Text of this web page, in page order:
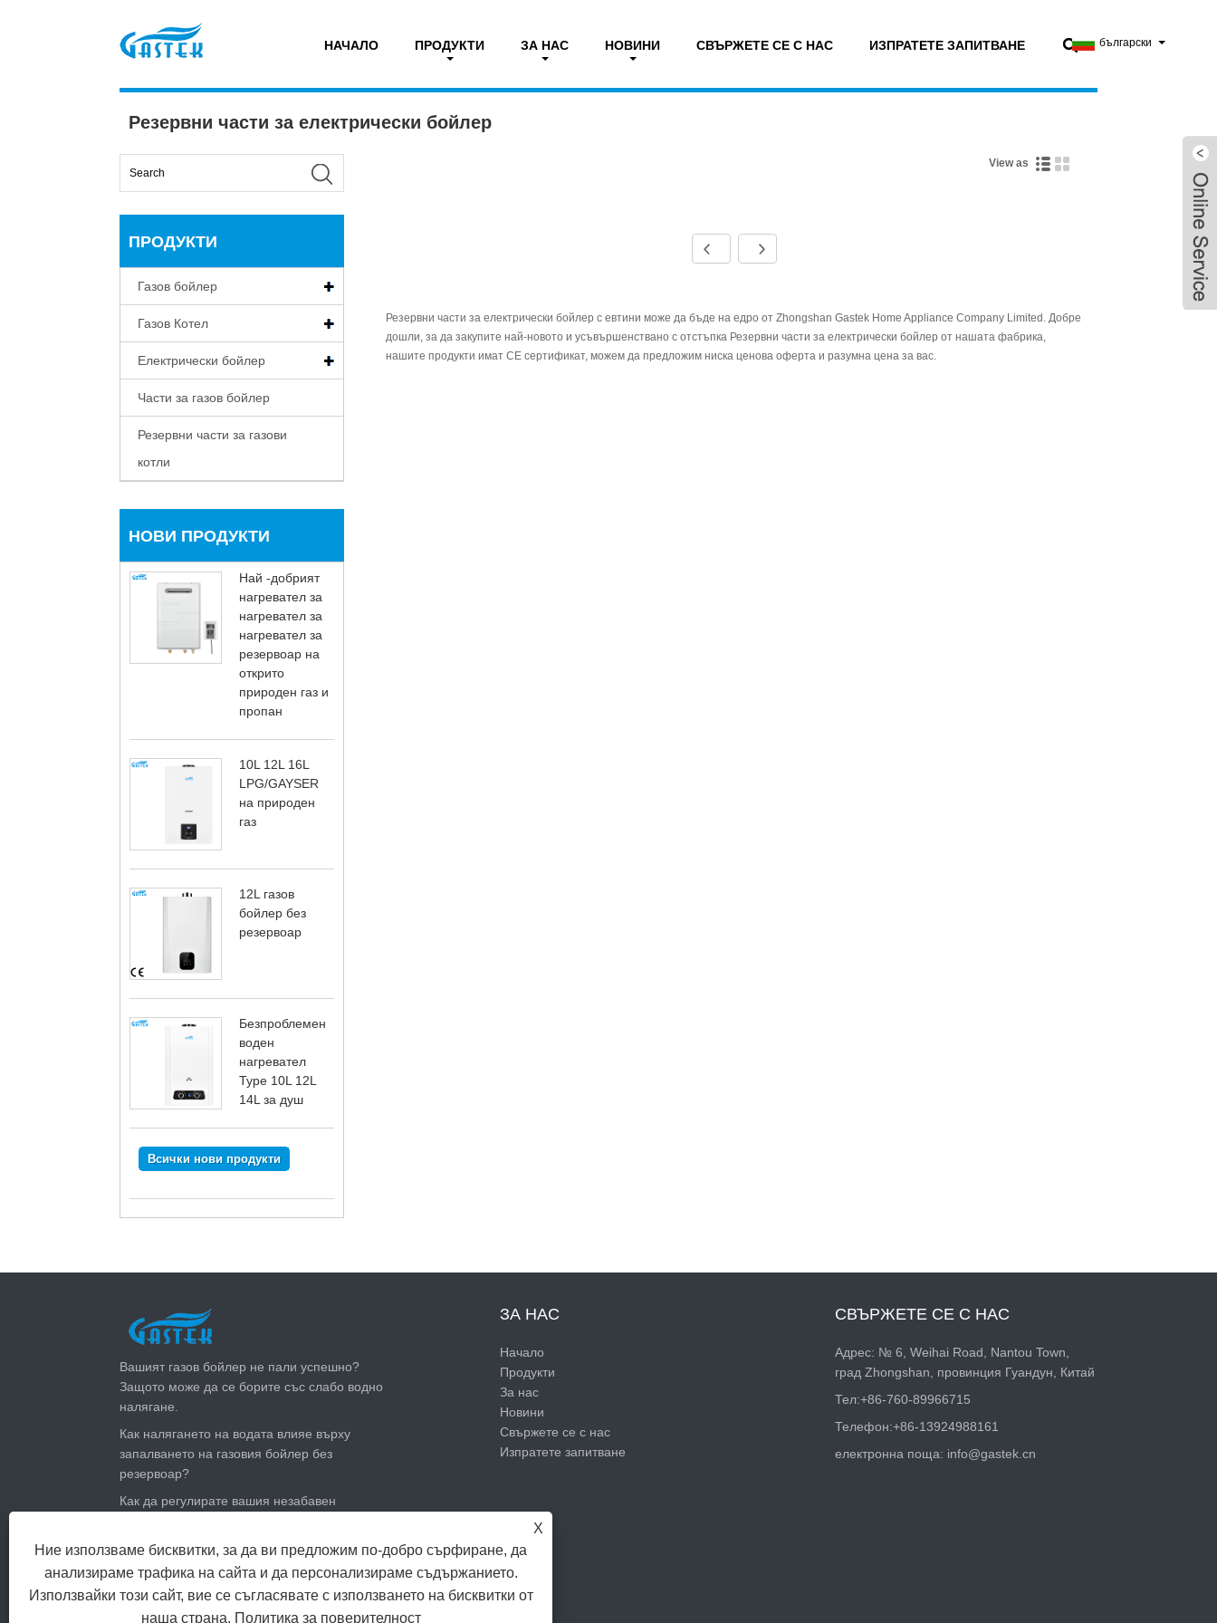
български
НАЧАЛО ПРОДУКТИ ЗА НАС НОВИНИ СВЪРЖЕТЕ СЕ С НАС ИЗПРАТЕТЕ ЗАПИТВАНЕ
У
дома > Продукти Електрически бойлер >Резервни части за електрически бойлер
Резервни части за електрически бойлер
ПРОДУКТИ
Газов бойлер
Газов Котел
Електрически бойлер
Части за газов бойлер
Резервни части за газови
котли
НОВИ ПРОДУКТИ
Най -добрият
нагревател за
нагревател за
нагревател за
резервоар на
открито
природен газ и
пропан
10L 12L 16L
LPG/GAYSER
на природен
газ
12L газов
бойлер без
резервоар
Безпроблемен
воден
нагревател
Type 10L 12L
14L за душ
Всички нови продукти
View as
Резервни части за електрически бойлер с евтини може да бъде на едро от Zhongshan Gastek Home Appliance Company Limited. Добре
дошли, за да закупите най-новото и усъвършенствано с отстъпка Резервни части за електрически бойлер от нашата фабрика,
нашите продукти имат CE сертификат, можем да предложим ниска ценова оферта и разумна цена за вас.
СВЪРЖЕТЕ СЕ С НАС
Адрес: № 6, Weihai Road, Nantou Town,
град Zhongshan, провинция Гуандун, Китай
Тел:+86-760-89966715
Телефон:+86-13924988161
електронна поща: info@gastek.cn
ЗА НАС
Начало
Продукти
За нас
Новини
Свържете се с нас
Изпратете запитване
ПОСЛЕДНИ НОВИНИ
Вашият газов бойлер не пали успешно?
Защото може да се борите със слабо водно
налягане.
Как налягането на водата влияе върху
запалването на газовия бойлер без
резервоар?
Как да регулирате вашия незабавен
Колко голям газов нагревател за гореща
вода се нуждаете?
X
Ние използваме бисквитки, за да ви предложим по-добро сърфиране, да
анализираме трафика на сайта и да персонализираме съдържанието.
Използвайки този сайт, вие се съгласявате с използването на бисквитки от
наша страна. Политика за поверителност